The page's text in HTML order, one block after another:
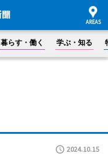
暮らす・働く 学ぶ・知る
2024.10.15